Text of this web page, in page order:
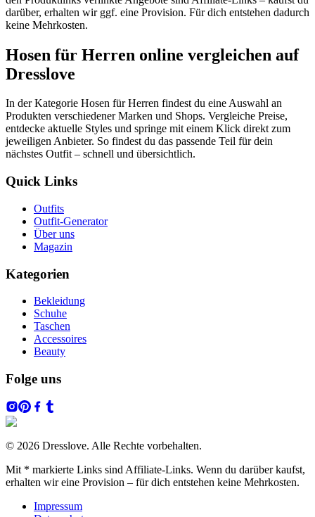
darüber, erhalten wir ggf. eine Provision. Für dich entstehen dadurch
keine Mehrkosten.
Hosen für Herren online vergleichen auf
Dresslove
In der Kategorie Hosen für Herren findest du eine Auswahl an
Produkten verschiedener Marken und Shops. Vergleiche Preise,
entdecke aktuelle Styles und springe mit einem Klick direkt zum
jeweiligen Anbieter. So findest du das passende Teil für dein
nächstes Outfit – schnell und übersichtlich.
Quick Links
Outfits
Outfit-Generator
Über uns
Magazin
Kategorien
Bekleidung
Schuhe
Taschen
Accessoires
Beauty
Folge uns
© 2026 Dresslove. Alle Rechte vorbehalten.
Mit * markierte Links sind Affiliate-Links. Wenn du darüber kaufst,
erhalten wir eine Provision – für dich entstehen keine Mehrkosten.
Impressum